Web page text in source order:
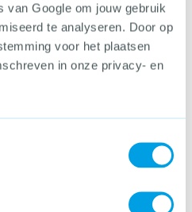
van Google om jouw gebruik
te analyseren. Door op
voor het plaatsen
in onze privacy- en